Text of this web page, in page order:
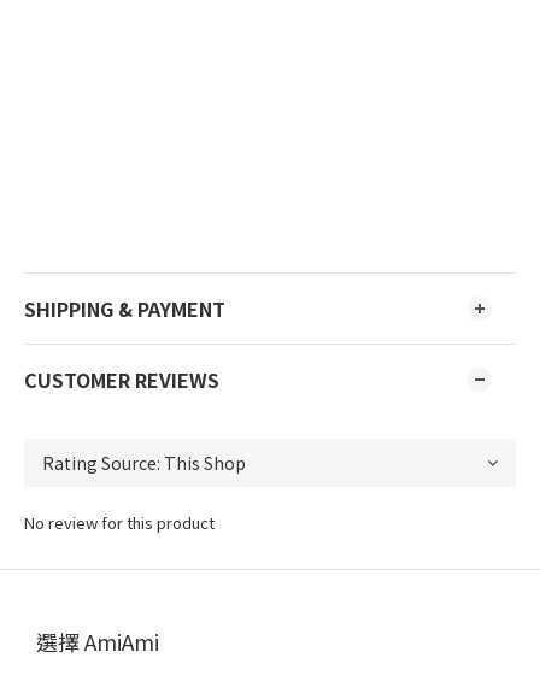
SHIPPING & PAYMENT
CUSTOMER REVIEWS
No review for this product
選擇 AmiAmi